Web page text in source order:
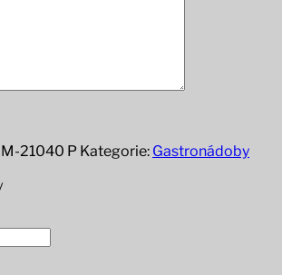
M-21040 P Kategorie: Gastronádoby